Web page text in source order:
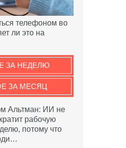
телефоном во
ли это на
ЗА НЕДЕЛЮ
ЗА МЕСЯЦ
Альтман: ИИ не
рабочую
потому что